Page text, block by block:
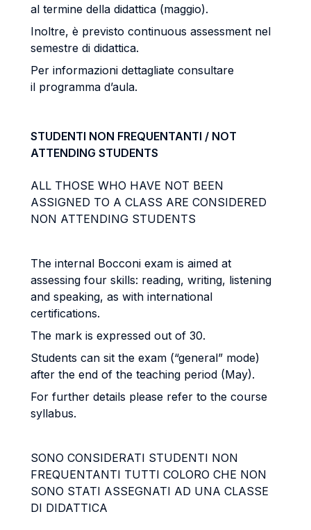
al termine della didattica (maggio).
Inoltre, è previsto continuous assessment nel
semestre di didattica.
Per informazioni dettagliate consultare
il programma d’aula.
STUDENTI NON FREQUENTANTI / NOT
ATTENDING STUDENTS
ALL THOSE WHO HAVE NOT BEEN
ASSIGNED TO A CLASS ARE CONSIDERED
NON ATTENDING STUDENTS
The internal Bocconi exam is aimed at
assessing four skills: reading, writing, listening
and speaking, as with international
certifications.
The mark is expressed out of 30.
Students can sit the exam (“general” mode)
after the end of the teaching period (May).
For further details please refer to the course
syllabus.
SONO CONSIDERATI STUDENTI NON
FREQUENTANTI TUTTI COLORO CHE NON
SONO STATI ASSEGNATI AD UNA CLASSE
DI DIDATTICA